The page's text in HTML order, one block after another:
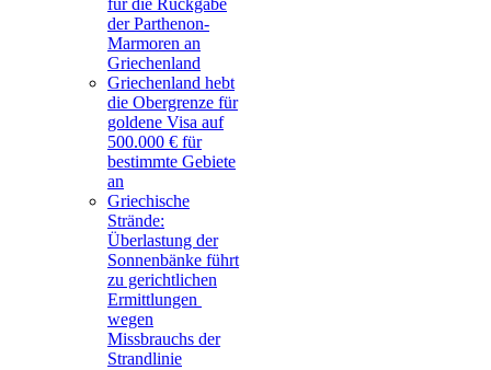
für die Rückgabe
der Parthenon-
Marmoren an
Griechenland
Griechenland hebt
die Obergrenze für
goldene Visa auf
500.000 € für
bestimmte Gebiete
an
Griechische
Strände:
Überlastung der
Sonnenbänke führt
zu gerichtlichen
Ermittlungen
wegen
Missbrauchs der
Strandlinie